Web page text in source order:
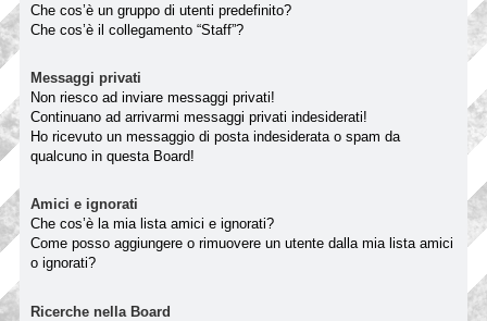
Che cos’è un gruppo di utenti predefinito?
Che cos’è il collegamento “Staff”?
Messaggi privati
Non riesco ad inviare messaggi privati!
Continuano ad arrivarmi messaggi privati indesiderati!
Ho ricevuto un messaggio di posta indesiderata o spam da
qualcuno in questa Board!
Amici e ignorati
Che cos’è la mia lista amici e ignorati?
Come posso aggiungere o rimuovere un utente dalla mia lista amici
o ignorati?
Ricerche nella Board